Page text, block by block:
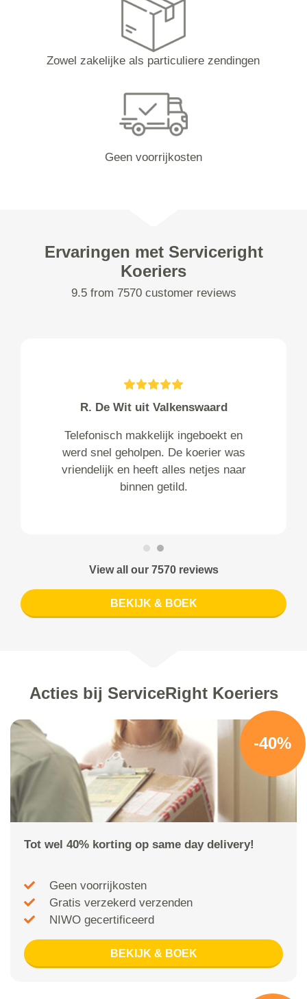
Zowel zakelijke als particuliere zendingen
Geen voorrijkosten
Ervaringen met Serviceright
Koeriers
9.5 from 7570 customer reviews
R. De Wit uit Valkenswaard
Telefonisch makkelijk ingeboekt en
werd snel geholpen. De koerier was
vriendelijk en heeft alles netjes naar
binnen getild.
View all our 7570 reviews
BEKIJK & BOEK
Acties bij ServiceRight Koeriers
-40%
Tot wel 40% korting op same day delivery!
Geen voorrijkosten
Gratis verzekerd verzenden
NIWO gecertificeerd
BEKIJK & BOEK